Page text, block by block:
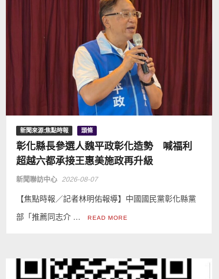
新聞來源:焦點時報 頭條
彰化縣長參選人魏平政彰化造勢 喊福利
超越六都承接王惠美施政再升級
新聞聯訪中心 2026-08-07
【焦點時報／記者林明佑報導】中國國民黨彰化縣黨
部「推薦同志介 … READ MORE